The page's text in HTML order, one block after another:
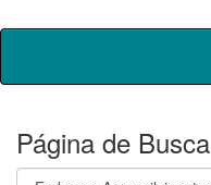
Skip
Página de Busca